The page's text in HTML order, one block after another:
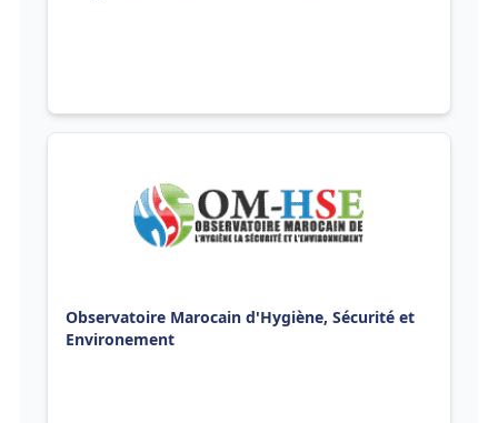
Observatoire Marocain d'Hygiène, Sécurité et
Environement